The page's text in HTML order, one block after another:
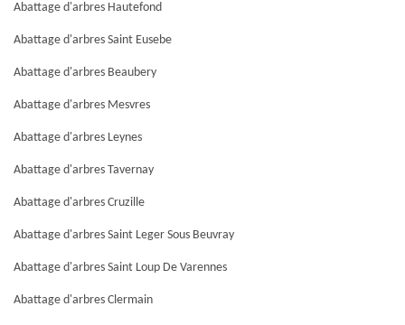
Abattage d'arbres Hautefond
Abattage d'arbres Saint Eusebe
Abattage d'arbres Beaubery
Abattage d'arbres Mesvres
Abattage d'arbres Leynes
Abattage d'arbres Tavernay
Abattage d'arbres Cruzille
Abattage d'arbres Saint Leger Sous Beuvray
Abattage d'arbres Saint Loup De Varennes
Abattage d'arbres Clermain